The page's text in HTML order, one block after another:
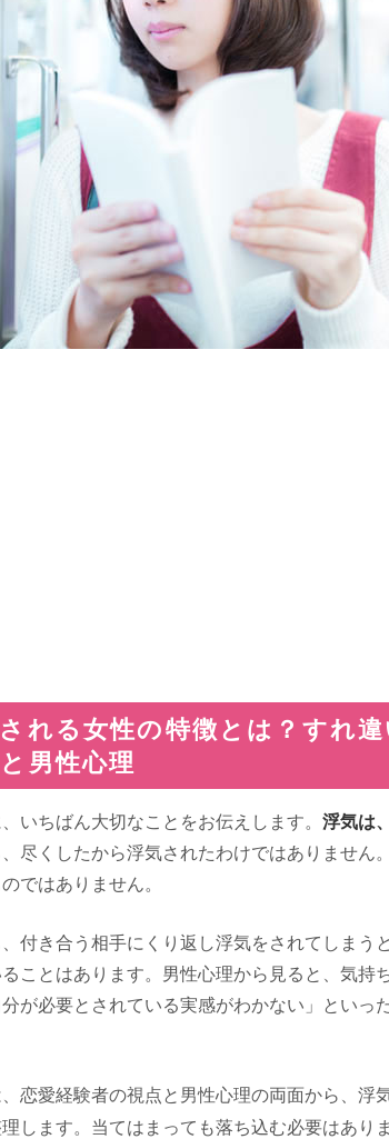
れる女性の特徴とは？すれ
男性心理
いちばん大切なことをお伝えします。 浮気は
尽くしたから浮気されたわけではありません
ではありません。
付き合う相手にくり返し浮気をされてしまう
ることはあります。男性心理から見ると、気持
が必要とされている実感がわかない」といっ
恋愛経験者の視点と男性心理の両面から、浮
します。当てはまっても落ち込む必要はあり